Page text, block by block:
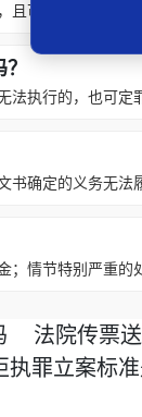
可能构成拒执罪。
执行的，也可定
确定的义务无法
情节特别严重的
法院传票
执罪立案标